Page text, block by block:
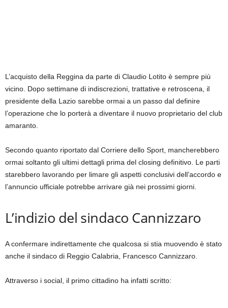
L’acquisto della Reggina da parte di Claudio Lotito è sempre più
vicino. Dopo settimane di indiscrezioni, trattative e retroscena, il
presidente della Lazio sarebbe ormai a un passo dal definire
l’operazione che lo porterà a diventare il nuovo proprietario del club
amaranto.
Secondo quanto riportato dal Corriere dello Sport, mancherebbero
ormai soltanto gli ultimi dettagli prima del closing definitivo. Le parti
starebbero lavorando per limare gli aspetti conclusivi dell’accordo e
l’annuncio ufficiale potrebbe arrivare già nei prossimi giorni.
L’indizio del sindaco Cannizzaro
A confermare indirettamente che qualcosa si stia muovendo è stato
anche il sindaco di Reggio Calabria, Francesco Cannizzaro.
Attraverso i social, il primo cittadino ha infatti scritto: